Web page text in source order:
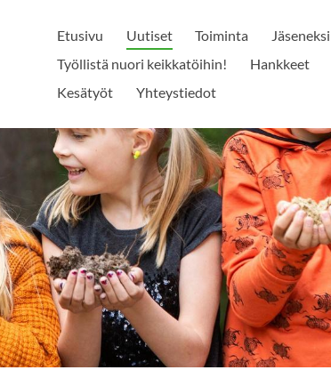
Etusivu Uutiset Toiminta Jäseneksi
Työllistä nuori keikkatöihin!
Hankkeet
Kesätyöt
Yhteystiedot